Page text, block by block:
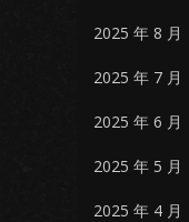
2025 年 8 月
2025 年 7 月
2025 年 6 月
2025 年 5 月
2025 年 4 月